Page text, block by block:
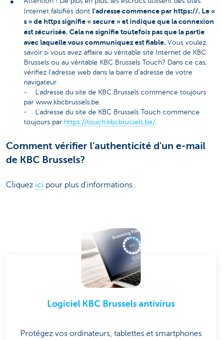
Internet falsifiés dont l'adresse commence par https://. Le «
s » de https signifie « secure » et indique que la connexion
est sécurisée. Cela ne signifie toutefois pas que la partie
avec laquelle vous communiquez est fiable. Vous voulez
savoir si vous avez affaire au véritable site Internet de KBC
Brussels ou au véritable KBC Brussels Touch? Dans ce cas,
vérifiez l'adresse web dans la barre d'adresse de votre
navigateur.
- L'adresse du site de KBC Brussels commence toujours
par www.kbcbrussels.be.
- L'adresse du site de KBC Brussels Touch commence
toujours par https://touch.kbcbrussels.be/.
Comment vérifier l'authenticité d'un e-mail
de KBC Brussels?
Cliquez ici pour plus d'informations..
Logiciel KBC Brussels antivirus
Protégez vos ordinateurs, tablettes et smartphones